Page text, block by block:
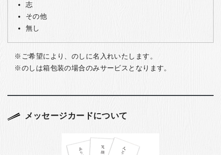
志
その他
無し
ご希望により、のしに名入れいたします。
のしは箱包装の場合のみサービスとなります。
メッセージカードについて